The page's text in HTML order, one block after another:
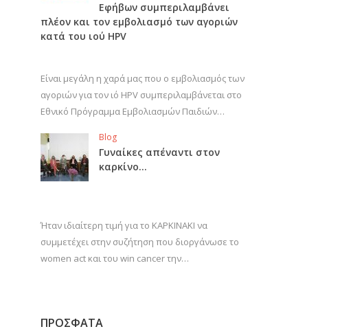
Εφήβων συμπεριλαμβάνει
πλέον και τον εμβολιασμό των αγοριών
κατά του ιού HPV
Είναι μεγάλη η χαρά μας που ο εμβολιασμός των
αγοριών για τον ιό HPV συμπεριλαμβάνεται στο
Εθνικό Πρόγραμμα Εμβολιασμών Παιδιών…
Blog
Γυναίκες απέναντι στον
καρκίνο…
Ήταν ιδιαίτερη τιμή για το ΚΑΡΚΙΝΑΚΙ να
συμμετέχει στην συζήτηση που διοργάνωσε το
women act και του win cancer την…
ΠΡΟΣΦΑΤΑ